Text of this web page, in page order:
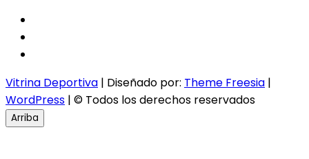
Vitrina Deportiva | Diseñado por: Theme Freesia |
WordPress | © Todos los derechos reservados
Arriba